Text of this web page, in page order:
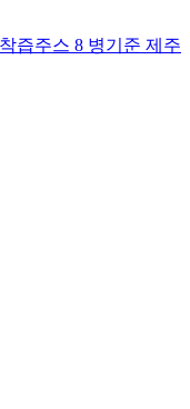
즙주스 8 병기준 제주